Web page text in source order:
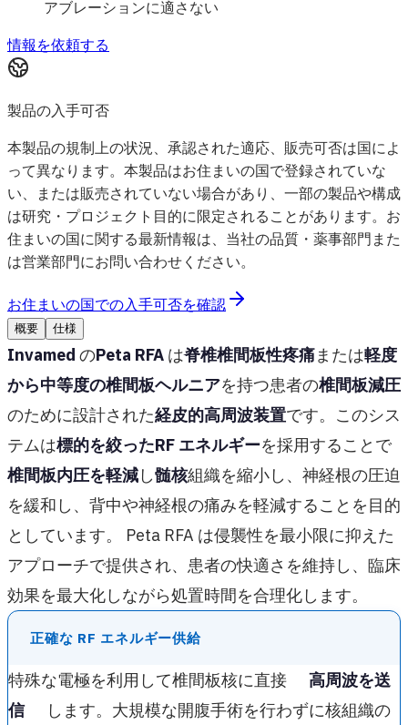
アブレーションに適さない
情報を依頼する
製品の入手可否
本製品の規制上の状況、承認された適応、販売可否は国によ
って異なります。本製品はお住まいの国で登録されていな
い、または販売されていない場合があり、一部の製品や構成
は研究・プロジェクト目的に限定されることがあります。お
住まいの国に関する最新情報は、当社の品質・薬事部門また
は営業部門にお問い合わせください。
お住まいの国での入手可否を確認
概要 仕様
Invamed のPeta RFA は脊椎椎間板性疼痛または軽度
から中等度の椎間板ヘルニアを持つ患者の椎間板減圧
のために設計された経皮的高周波装置です。このシス
テムは標的を絞ったRF エネルギーを採用することで
椎間板内圧を軽減し髄核組織を縮小し、神経根の圧迫
を緩和し、背中や神経根の痛みを軽減することを目的
としています。 Peta RFA は侵襲性を最小限に抑えた
アプローチで提供され、患者の快適さを維持し、臨床
効果を最大化しながら処置時間を合理化します。
正確な RF エネルギー供給
特殊な電極を利用して椎間板核に直接
高周波を送
信
します。大規模な開腹手術を行わずに核組織の